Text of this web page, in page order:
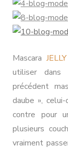
Mascara
utiliser dans
précédent
daube »,
contre pour
plusieurs
vraiment